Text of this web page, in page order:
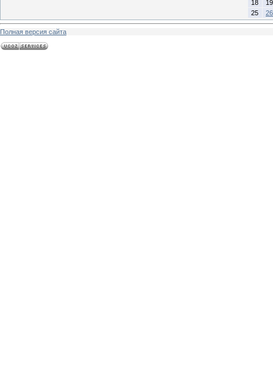
18
19
25
26
Полная версия сайта